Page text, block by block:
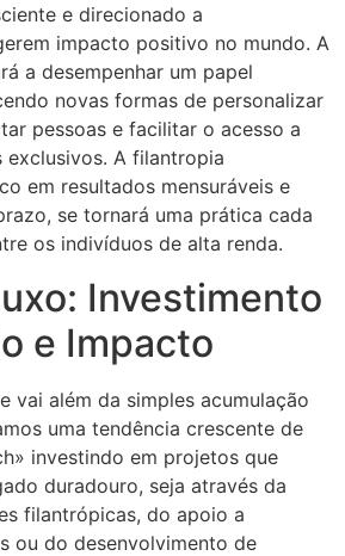
e direcionado a
impacto positivo no mundo. A
a desempenhar um papel
novas formas de personalizar
pessoas e facilitar o acesso a
A filantropia
em resultados mensuráveis e
se tornará uma prática cada
os indivíduos de alta renda.
Investimento
e Impacto
vai além da simples acumulação
uma tendência crescente de
investindo em projetos que
duradouro, seja através da
filantrópicas, do apoio a
ou do desenvolvimento de